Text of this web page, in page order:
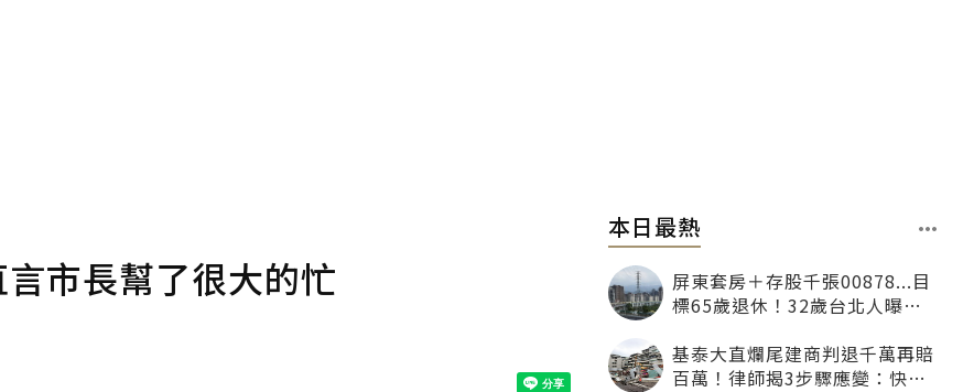
市長幫了很大的忙
本日最熱
屏東套房＋存股千張00878...目
標65歲退休！32歲台北人曝：
基泰大直爛尾建商判退千萬再賠
百萬！律師揭3步驟應變：快通